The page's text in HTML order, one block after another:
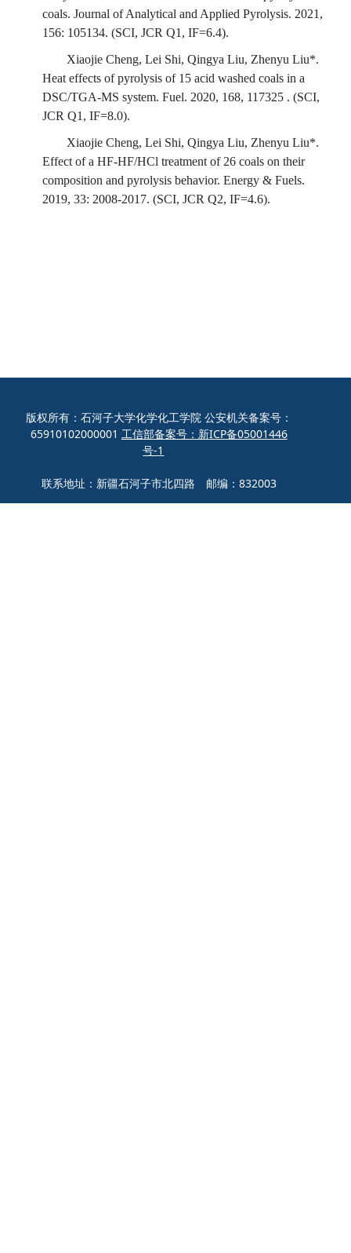
coals. Journal of Analytical and Applied Pyrolysis. 2021,
156: 105134. (SCI, JCR Q1, IF=6.4).
Xiaojie Cheng, Lei Shi, Qingya Liu, Zhenyu Liu*.
Heat effects of pyrolysis of 15 acid washed coals in a
DSC/TGA-MS system. Fuel. 2020, 168, 117325 . (SCI,
JCR Q1, IF=8.0).
Xiaojie Cheng, Lei Shi, Qingya Liu, Zhenyu Liu*.
Effect of a HF-HF/HCl treatment of 26 coals on their
composition and pyrolysis behavior. Energy & Fuels.
2019, 33: 2008-2017. (SCI, JCR Q2, IF=4.6).
版权所有：石河子大学化学化工学院 公安机关备案号：
65910102000001 工信部备案号：新ICP备05001446
号-1
联系地址：新疆石河子市北四路 邮编：832003